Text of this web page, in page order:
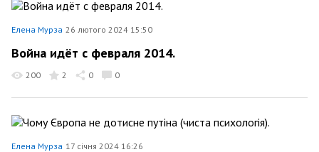
Елена Мурза 26 лютого 2024 15:50
Война идёт с февраля 2014.
200 2 0 0
Елена Мурза 17 січня 2024 16:26